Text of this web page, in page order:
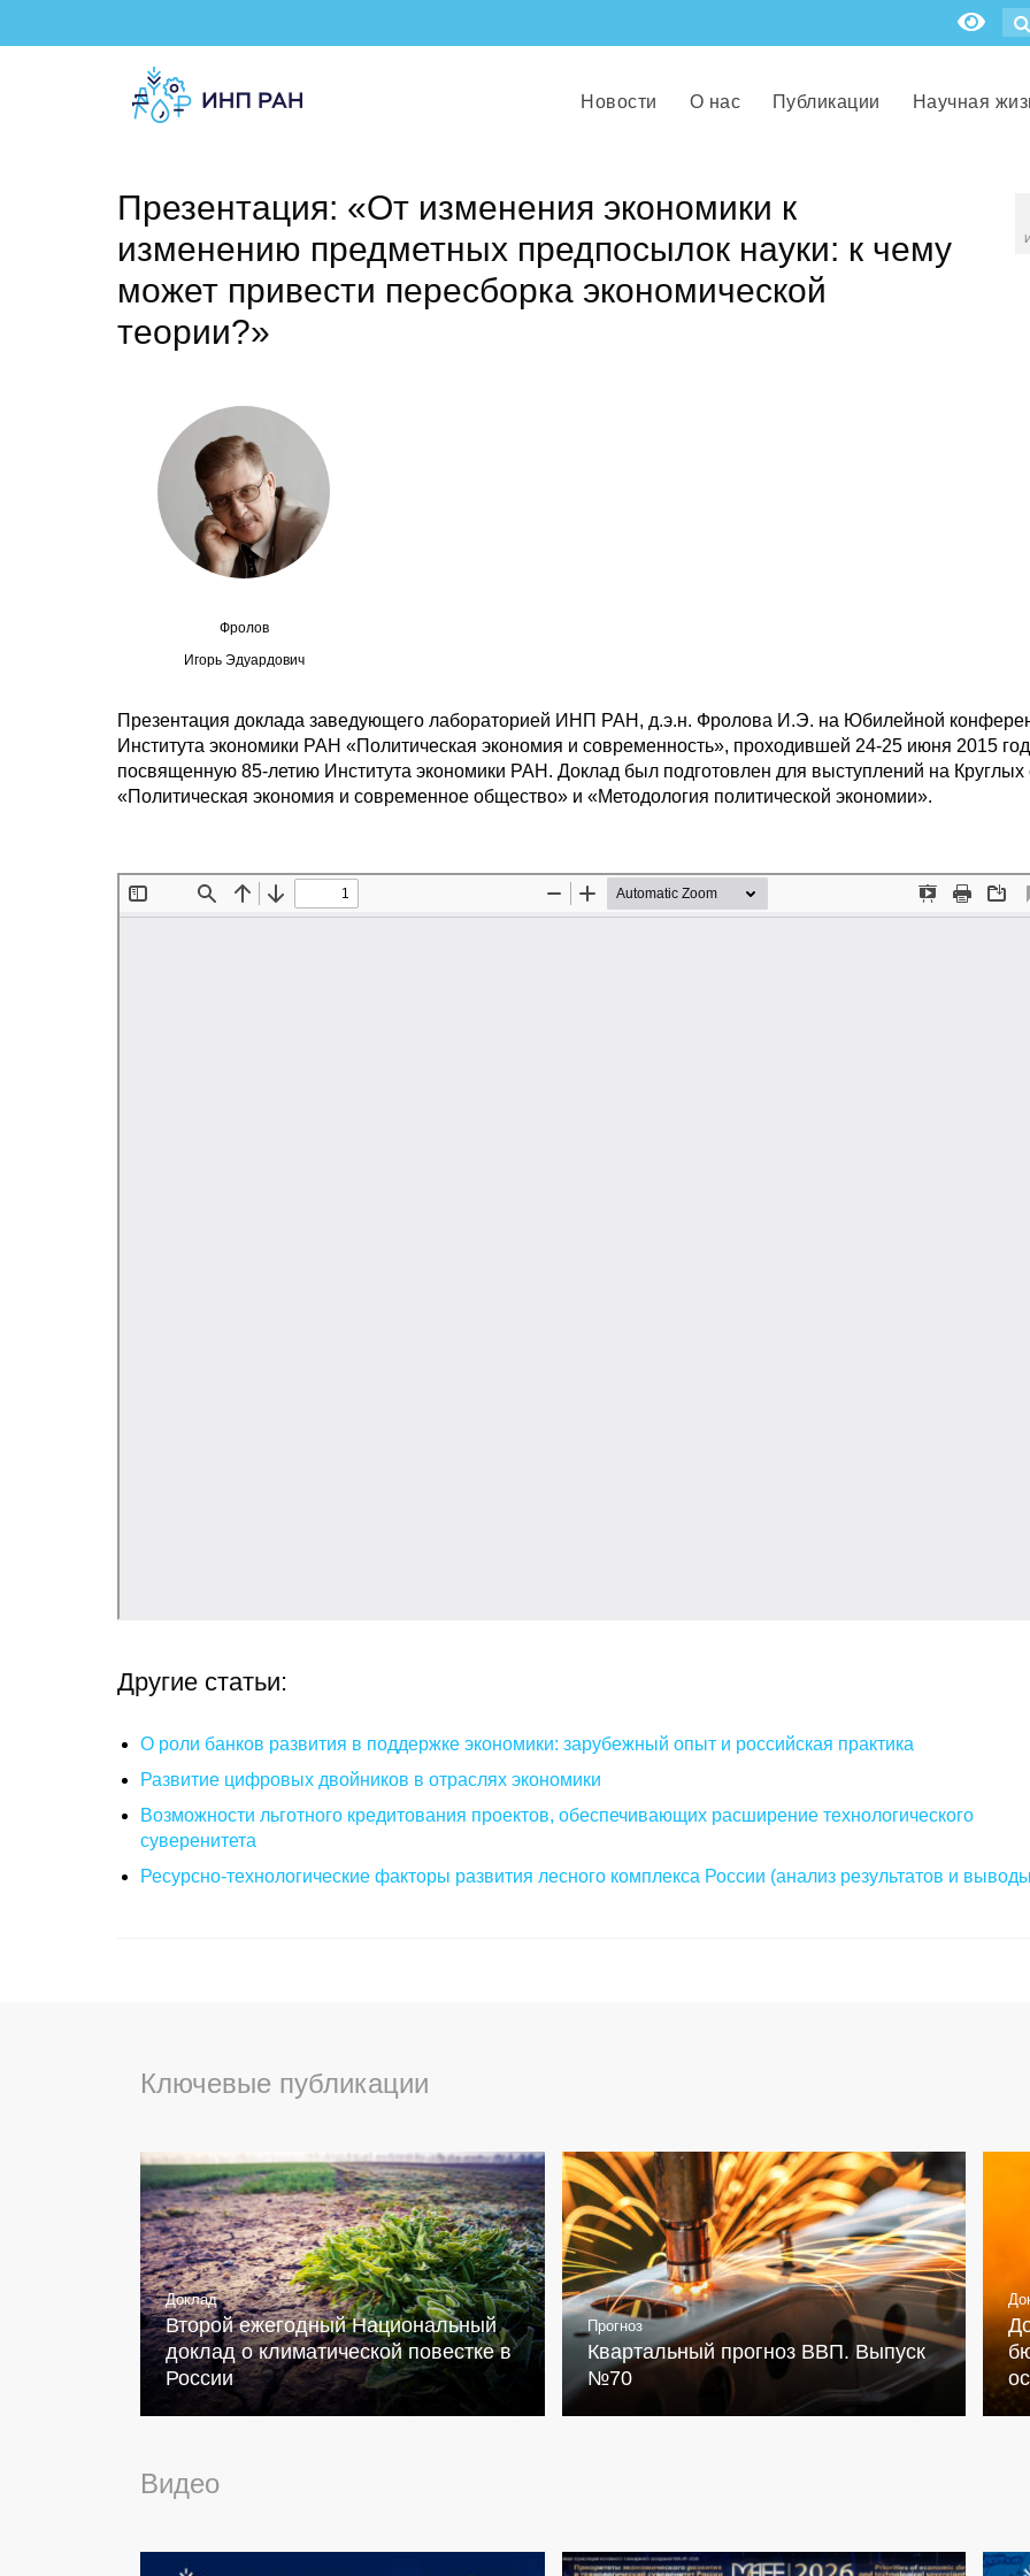
Новости О нас Публикации Научная
Презентация: «От изменения экономики к
изменению предметных предпосылок науки: к чему
может привести пересборка экономической
теории?»
Фролов
Игорь Эдуардович
Презентация доклада заведующего лабораторией ИНП РАН, д.э.н. Фролова И.Э. на Юбилейной
Института экономики РАН «Политическая экономия и современность», проходившей 24-25 июня 2015
посвященную 85-летию Института экономики РАН. Доклад был подготовлен для выступлений на Круглых
«Политическая экономия и современное общество» и «Методология политической экономии».
Другие статьи:
О роли банков развития в поддержке экономики: зарубежный опыт и российская практика
Развитие цифровых двойников в отраслях экономики
Возможности льготного кредитования проектов, обеспечивающих расширение технологического
суверенитета
Ресурсно-технологические факторы развития лесного комплекса России (анализ результатов и
Ключевые публикации
Доклад
Второй ежегодный Национальный
доклад о климатической повестке в
России
Прогноз
Квартальный прогноз ВВП. Выпуск
№70
Видео